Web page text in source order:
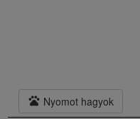
pets Nyomot hagyok